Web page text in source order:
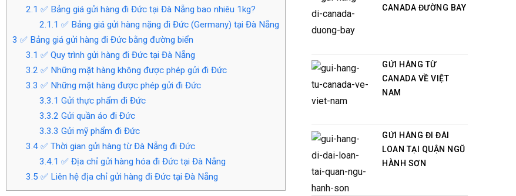
2.1 ✅ Bảng giá gửi hàng đi Đức tại Đà Nẵng bao nhiêu 1kg?
2.1.1 ✅ Bảng giá gửi hàng nặng đi Đức (Germany) tại Đà Nẵng
3 ✅ Bảng giá gửi hàng đi Đức bằng đường biển
3.1 ✅ Quy trình gửi hàng đi Đức tại Đà Nẵng
3.2 ✅ Những mặt hàng không được phép gửi đi Đức
3.3 ✅ Những mặt hàng được phép gửi đi Đức
3.3.1 Gửi thực phẩm đi Đức
3.3.2 Gửi quần áo đi Đức
3.3.3 Gửi mỹ phẩm đi Đức
3.4✅ Thời gian gửi hàng từ Đà Nẵng đi Đức
3.4.1 ✅ Địa chỉ gửi hàng hóa đi Đức tại Đà Nẵng
3.5 ✅ Liên hệ địa chỉ gửi hàng đi Đức tại Đà Nẵng
CANADA ĐƯỜNG BAY
GỬI HÀNG TỪ
CANADA VỀ VIỆT
NAM
GỬI HÀNG ĐI ĐÀI
LOAN TẠI QUẬN NGŨ
HÀNH SƠN